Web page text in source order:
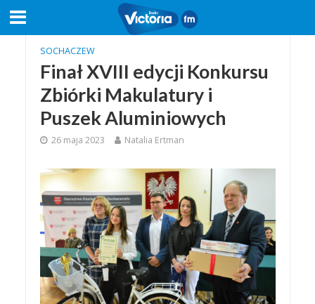
SOCHACZEW
Finał XVIII edycji Konkursu
Zbiórki Makulatury i
Puszek Aluminiowych
26 maja 2023 Natalia Ertman